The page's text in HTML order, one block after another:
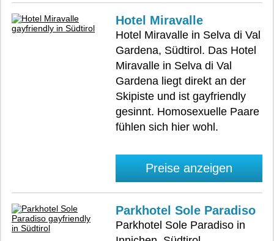
Hotel Miravalle
Hotel Miravalle in Selva di Val
Gardena, Südtirol. Das Hotel
Miravalle in Selva di Val
Gardena liegt direkt an der
Skipiste und ist gayfriendly
gesinnt. Homosexuelle Paare
fühlen sich hier wohl.
Preise anzeigen
Parkhotel Sole Paradiso
Parkhotel Sole Paradiso in